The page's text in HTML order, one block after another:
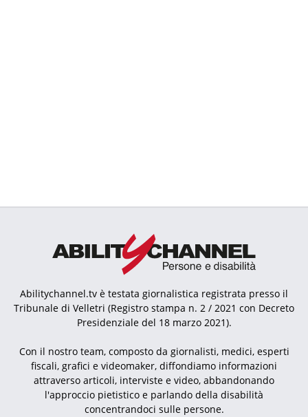
Abilitychannel.tv è testata giornalistica registrata presso il
Tribunale di Velletri (Registro stampa n. 2 / 2021 con Decreto
Presidenziale del 18 marzo 2021).
Con il nostro team, composto da giornalisti, medici, esperti
fiscali, grafici e videomaker, diffondiamo informazioni
attraverso articoli, interviste e video, abbandonando
l'approccio pietistico e parlando della disabilità
concentrandoci sulle persone.